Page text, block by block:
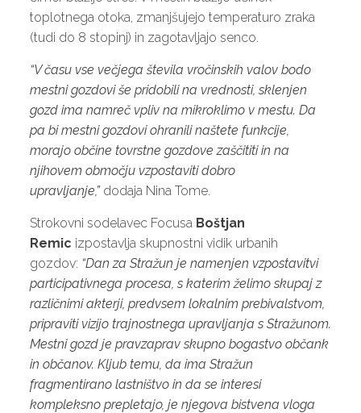
toplotnega otoka, zmanjšujejo temperaturo zraka
(tudi do 8 stopinj) in zagotavljajo senco.
“V času vse večjega števila vročinskih valov bodo
mestni gozdovi še pridobili na vrednosti, sklenjen
gozd ima namreč vpliv na mikroklimo v mestu. Da
pa bi mestni gozdovi ohranili naštete funkcije,
morajo občine tovrstne gozdove zaščititi in na
njihovem območju vzpostaviti dobro
upravljanje,”dodaja Nina Tome.
Strokovni sodelavec Focusa Boštjan
Remic izpostavlja skupnostni vidik urbanih
gozdov: “Dan za Stražun je namenjen vzpostavitvi
participativnega procesa, s katerim želimo skupaj z
različnimi akterji, predvsem lokalnim prebivalstvom,
pripraviti vizijo trajnostnega upravljanja s Stražunom.
Mestni gozd je pravzaprav skupno bogastvo občank
in občanov. Kljub temu, da ima Stražun
fragmentirano lastništvo in da se interesi
kompleksno prepletajo, je njegova bistvena vloga